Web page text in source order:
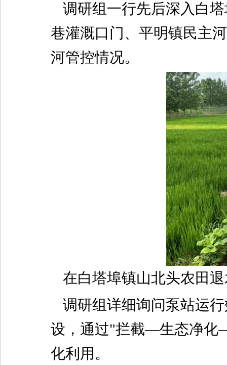
调研组一行先后深入白
巷灌溉口门、平明镇民主
河管控情况。
在白塔埠镇山北头农田
调研组详细询问泵站运
设，通过"拦截—生态净化
化利用。